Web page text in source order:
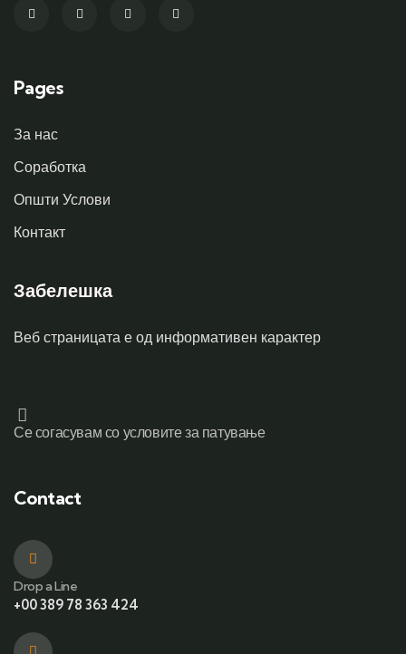
Pages
За нас
Соработка
Општи Услови
Контакт
Забелешка
Веб страницата е од информативен карактер
Се согасувам со условите за патување
Contact
Drop a Line
+00 389 78 363 424